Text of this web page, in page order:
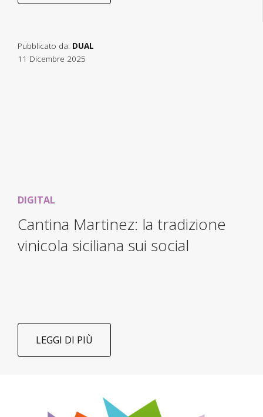
Pubblicato da: DUAL
11 Dicembre 2025
DIGITAL
Cantina Martinez: la tradizione
vinicola siciliana sui social
LEGGI DI PIÙ